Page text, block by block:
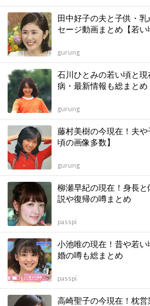
田中好子の夫と子供・
セージ動画まとめ【若い
gurung
石川ひとみの若い頃と
病・最新情報も総まとめ
gurung
藤村美樹の今現在！夫
頃の画像多数】
gurung
柳瀬早紀の現在！身長
説や復帰の噂まとめ
passpi
小池唯の現在！昔や若
婚の噂も総まとめ
passpi
高崎聖子の今現在！枕